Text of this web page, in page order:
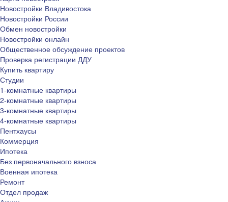
Новостройки Владивостока
Новостройки России
Обмен новостройки
Новостройки онлайн
Общественное обсуждение проектов
Проверка регистрации ДДУ
Купить квартиру
Студии
1-комнатные квартиры
2-комнатные квартиры
3-комнатные квартиры
4-комнатные квартиры
Пентхаусы
Коммерция
Ипотека
Без первоначального взноса
Военная ипотека
Ремонт
Отдел продаж